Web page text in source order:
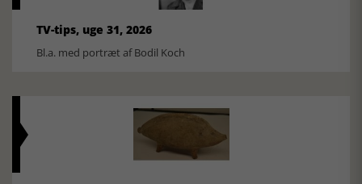
TV-tips, uge 31, 2026
Bl.a. med portræt af Bodil Koch